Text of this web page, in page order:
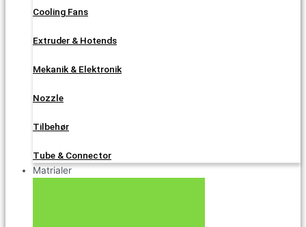
Cooling Fans
Extruder & Hotends
Mekanik & Elektronik
Nozzle
Tilbehør
Tube & Connector
Matrialer